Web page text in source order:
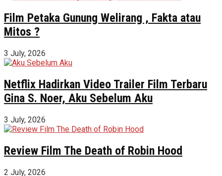
Film Petaka Gunung Welirang , Fakta atau
Mitos ?
3 July, 2026
Netflix Hadirkan Video Trailer Film Terbaru
Gina S. Noer, Aku Sebelum Aku
3 July, 2026
Review Film The Death of Robin Hood
2 July, 2026